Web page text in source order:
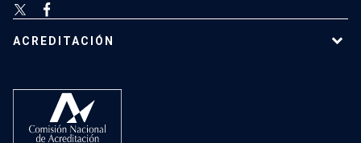
ACREDITACIÓN